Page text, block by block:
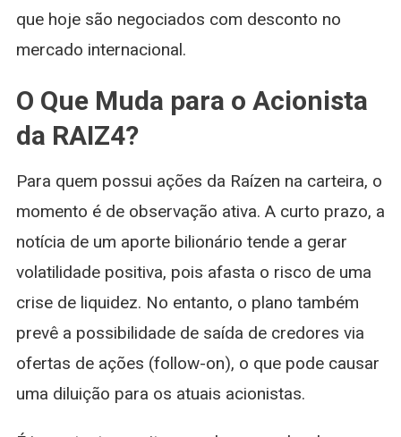
que hoje são negociados com desconto no
mercado internacional.
O Que Muda para o Acionista
da RAIZ4?
Para quem possui ações da Raízen na carteira, o
momento é de observação ativa. A curto prazo, a
notícia de um aporte bilionário tende a gerar
volatilidade positiva, pois afasta o risco de uma
crise de liquidez. No entanto, o plano também
prevê a possibilidade de saída de credores via
ofertas de ações (follow-on), o que pode causar
uma diluição para os atuais acionistas.